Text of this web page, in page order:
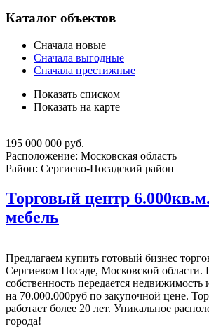
Каталог объектов
Сначала новые
Сначала выгодные
Сначала престижные
Показать списком
Показать на карте
195 000 000 руб.
Расположение: Московская область
Район: Сергиево-Посадский район
Торговый центр
мебель
Предлагаем купить готовый бизнес
Сергиевом Посаде, Московской области.
собственность передается недвижимость
на 70.000.000руб по закупочной цене.
работает более 20 лет. Уникальное
города!